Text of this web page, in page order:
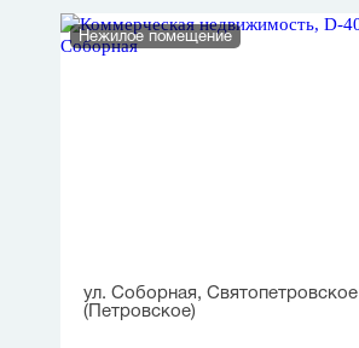
Нежилое помещение
ул. Соборная, Святопетровское
(Петровское)